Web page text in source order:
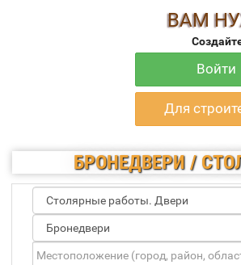
ВАМ
Войти
Для
БРОНЕДВЕРИ /